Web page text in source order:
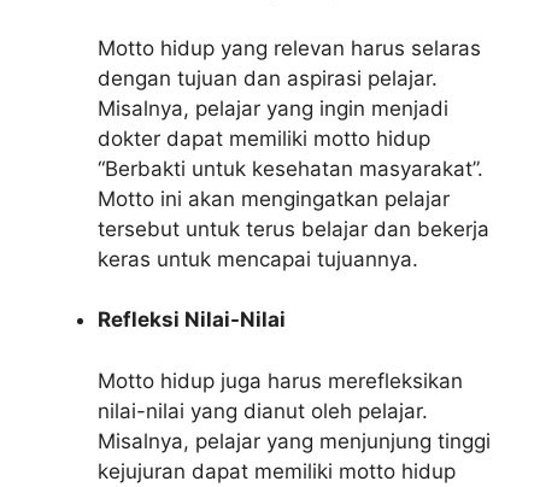
Motto hidup yang relevan harus selaras
dengan tujuan dan aspirasi pelajar.
Misalnya, pelajar yang ingin menjadi
dokter dapat memiliki motto hidup
“Berbakti untuk kesehatan masyarakat”.
Motto ini akan mengingatkan pelajar
tersebut untuk terus belajar dan bekerja
keras untuk mencapai tujuannya.
Refleksi Nilai-Nilai
Motto hidup juga harus merefleksikan
nilai-nilai yang dianut oleh pelajar.
Misalnya, pelajar yang menjunjung tinggi
kejujuran dapat memiliki motto hidup